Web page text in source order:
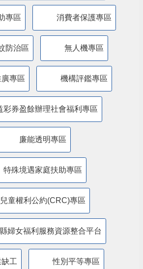
專區 消費者保護專區
防治區 無人機專區
專區 機構評鑑專區
彩券盈餘辦理社會福利專區
廉能透明專區
特殊境遇家庭扶助專區
兒童權利公約(CRC)專區
婦女福利服務資源整合平台
工 性別平等專區